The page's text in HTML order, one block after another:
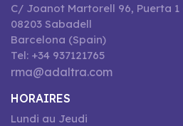
C/ Joanot Martorell 96, Puerta 1
08203 Sabadell
Barcelona (Spain)
Tel: +34 937121765
rma@adaltra.com
HORAIRES
Lundi au Jeudi